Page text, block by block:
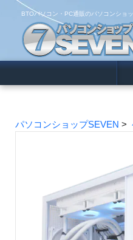
BTOパソコン・PC通販のパソコンショ
パソコンショップSEVEN >